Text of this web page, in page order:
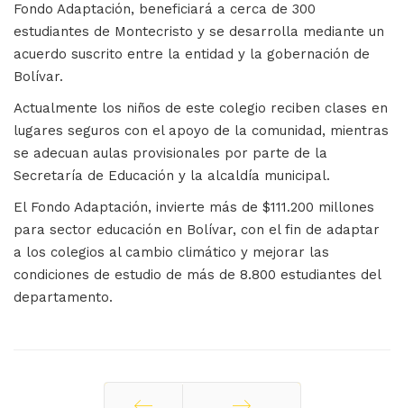
Fondo Adaptación, beneficiará a cerca de 300
estudiantes de Montecristo y se desarrolla mediante un
acuerdo suscrito entre la entidad y la gobernación de
Bolívar.
Actualmente los niños de este colegio reciben clases en
lugares seguros con el apoyo de la comunidad, mientras
se adecuan aulas provisionales por parte de la
Secretaría de Educación y la alcaldía municipal.
El Fondo Adaptación, invierte más de $111.200 millones
para sector educación en Bolívar, con el fin de adaptar
a los colegios al cambio climático y mejorar las
condiciones de estudio de más de 8.800 estudiantes del
departamento.